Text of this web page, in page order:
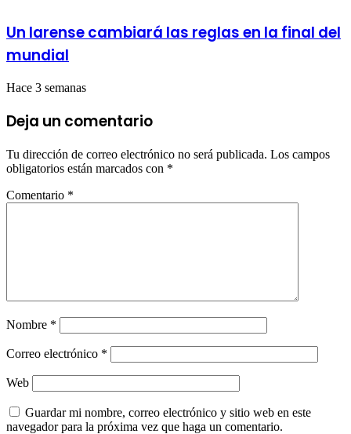
Un larense cambiará las reglas en la final del
mundial
Hace 3 semanas
Deja un comentario
Tu dirección de correo electrónico no será publicada. Los campos
obligatorios están marcados con *
Comentario *
Nombre *
Correo electrónico *
Web
Guardar mi nombre, correo electrónico y sitio web en este
navegador para la próxima vez que haga un comentario.